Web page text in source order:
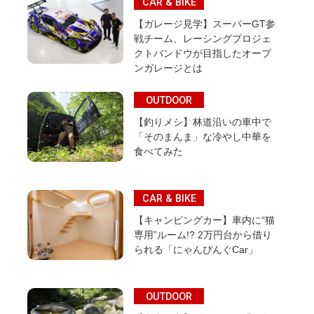
【ガレージ見学】スーパーGT参
戦チーム、レーシングプロジェ
クトバンドウが目指したオープ
ンガレージとは
OUTDOOR
【釣りメシ】林道沿いの車中で
「そのまんま」な冷やし中華を
食べてみた
CAR & BIKE
【キャンピングカー】車内に“猫
専用”ルーム!? 2万円台から借り
られる「にゃんぴんぐCar」
OUTDOOR